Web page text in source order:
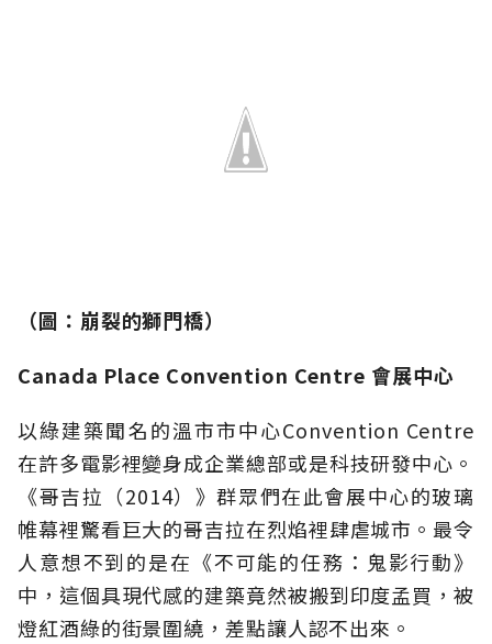
（圖： 崩裂的獅門橋）
Canada Place Convention Centre 會展中心
以綠建築聞名的溫市市中心Convention Centre
在許多電影裡變身成企業總部或是科技研發中心。
《哥吉拉（2014）》群眾們在此會展中心的玻璃
帷幕裡驚看巨大的哥吉拉在烈焰裡肆虐城市。最令
人意想不到的是在《不可能的任務：鬼影行動》
中，這個具現代感的建築竟然被搬到印度孟買，被
燈紅酒綠的街景圍繞，差點讓人認不出來。